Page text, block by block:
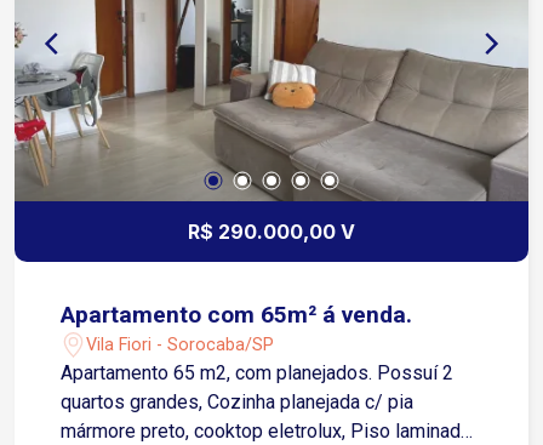
R$ 290.000,00 V
Apartamento com 65m² á venda.
Vila Fiori - Sorocaba/SP
Apartamento 65 m2, com planejados. Possuí 2
quartos grandes, Cozinha planejada c/ pia
mármore preto, cooktop eletrolux, Piso laminado.